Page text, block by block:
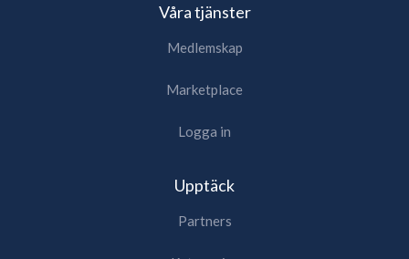
Våra tjänster
Medlemskap
Marketplace
Logga in
Upptäck
Partners